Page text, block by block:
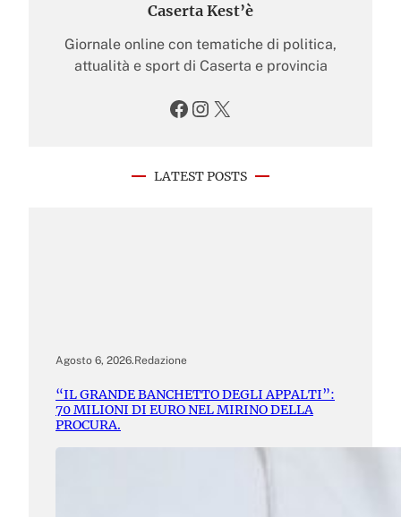
Caserta Kest’è
Giornale online con tematiche di politica,
attualità e sport di Caserta e provincia
Facebook Instagram X
LATEST POSTS
Agosto 6, 2026.Redazione
“IL GRANDE BANCHETTO DEGLI APPALTI”:
70 MILIONI DI EURO NEL MIRINO DELLA
PROCURA.